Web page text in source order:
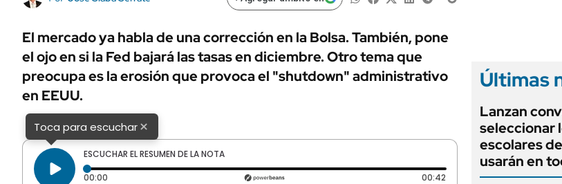
ÁMBITO DEBATE
URUGUAY
AUTOS
El mercado ya habla de una corrección en la Bolsa. También, pone
el ojo en si la Fed bajará las tasas en diciembre. Otro tema que
preocupa es la erosión que provoca el "shutdown" administrativo
en EEUU.
Toca para escuchar×
ESCUCHAR EL RESUMEN DE LA NOTA
00:00 Tiempo transcurrido: 0 segundos 00:42 Duración: 42 segundos
Últimas
Lanzan
seleccionar
escolares
usarán en